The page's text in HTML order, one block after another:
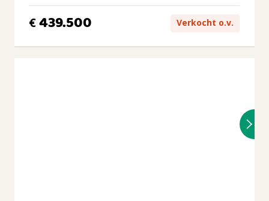
€439.500 Verkocht o.v.